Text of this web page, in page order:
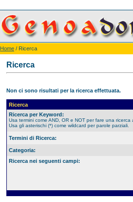
Home / Ricerca
Ricerca
Non ci sono risultati per la ricerca effettuata.
Ricerca
Ricerca per Keyword:
Usa termini come AND, OR e NOT per fare una ricerca
Usa gli asterischi (*) come wildcard per parole parziali.
Termini di Ricerca:
Categoria:
Ricerca nei seguenti campi: